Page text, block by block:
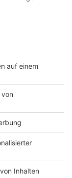
des
werden.